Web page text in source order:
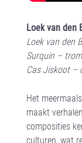
Loek van den
Loek van den
Surquin –
Cas Jiskoot –
Het
maakt
composities
culturen, wat